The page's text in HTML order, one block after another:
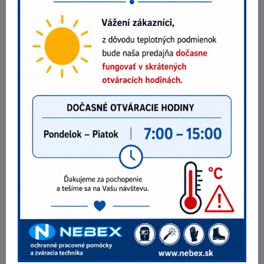
Pomocné lano Protekt LP 100 s karabínou 2,5m
16,70 €
13,58 €bez DPH
Polohovacie lano Protekt PROT 3 s karabínou 2m
52,58 €
42,75 €bez DPH
Pracovné lano Protekt AC 100 s karabínou 10m
31,30 €
Potrebujete poradiť?
Telefónne čísla
0903 40 80 66 / 0907 62 44 82
E-mail